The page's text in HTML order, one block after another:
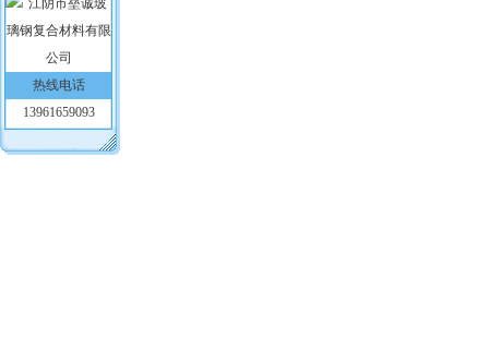
热线电话
13961659093